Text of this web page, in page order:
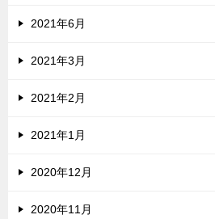
2021年6月
2021年3月
2021年2月
2021年1月
2020年12月
2020年11月